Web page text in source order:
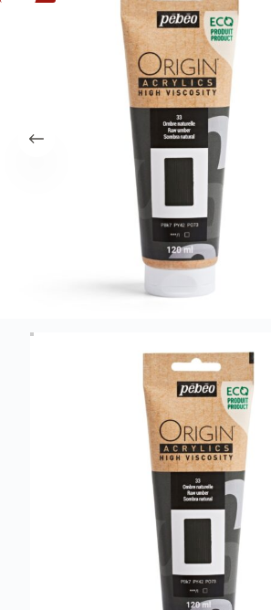
λειτουργία του site. Διαβάστε περισσότερα στο
Username or Email Address
Get New Password